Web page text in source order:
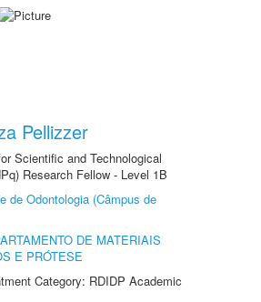
Pellizzer
Scientific and Technological
Research Fellow - Level 1B
de Odontologia (Câmpus de
DE MATERIAIS
E PRÓTESE
Category: RDIDP Academic